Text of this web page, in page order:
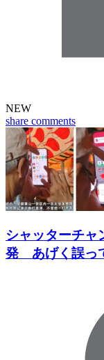
NEW
share comments
シャッターチ
発 あげく誤っ